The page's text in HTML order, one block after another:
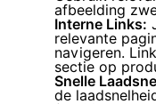
afbeelding
Interne Links:
relevante
navigeren.
sectie op
Snelle
de